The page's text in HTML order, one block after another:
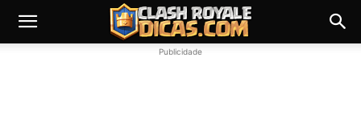
Publicidade